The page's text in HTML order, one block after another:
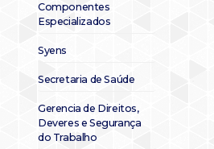
Componentes
Especializados
Syens
Secretaria de Saúde
Gerencia de Direitos,
Deveres e Segurança
do Trabalho